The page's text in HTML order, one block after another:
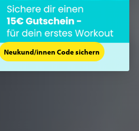
Neukund/innen Code sichern